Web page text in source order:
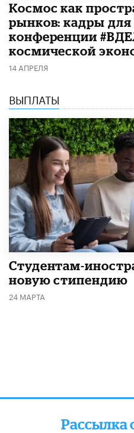
Космос как
рынков: кадры для
конференции
космической
14 АПРЕЛЯ
ВЫПЛАТЫ
Студентам-
новую стипендию
24 МАРТА
Рассылка